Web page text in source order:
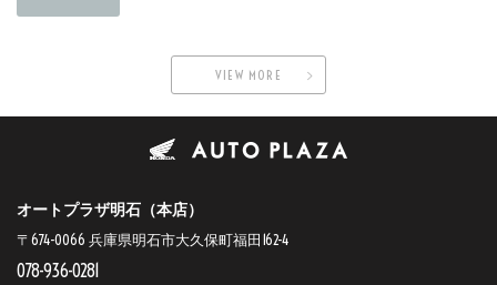
VIEW MORE
オートプラザ明石（本店）
〒674-0066 兵庫県明石市大久保町福田162-4
078-936-0281